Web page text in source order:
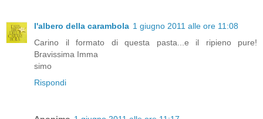
l'albero della carambola 1 giugno 2011 alle ore 11:08
Carino il formato di questa pasta...e il ripieno pure!
Bravissima Imma
simo
Rispondi